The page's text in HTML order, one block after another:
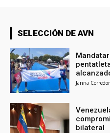
SELECCIÓN DE AVN
Janna Corredor
bilateral